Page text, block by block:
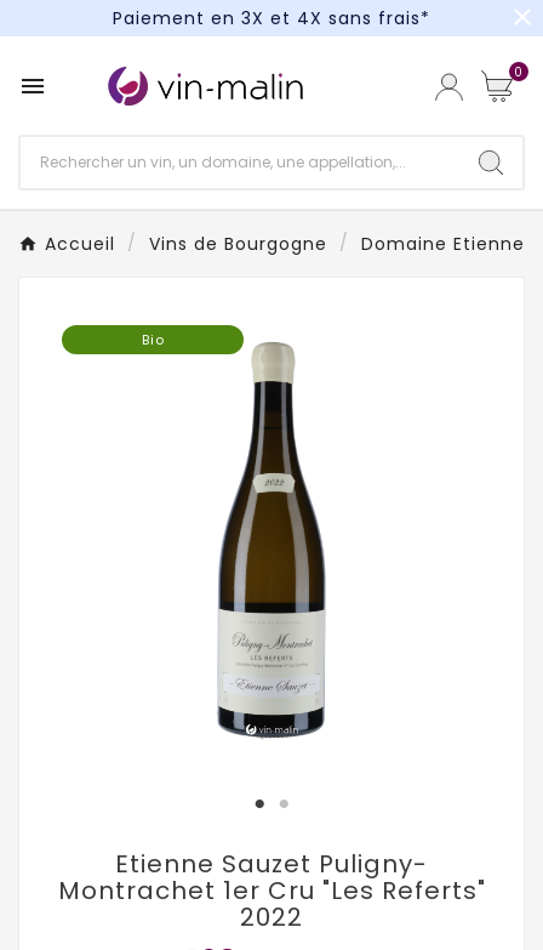
Paiement en 3X et 4X sans frais*
Paiement en 3X et 4X sans frais*
close
 0
Accueil Vins de Bourgogne Domaine Etienne
Bio
Etienne Sauzet Puligny-
Montrachet 1er Cru "Les Referts"
2022